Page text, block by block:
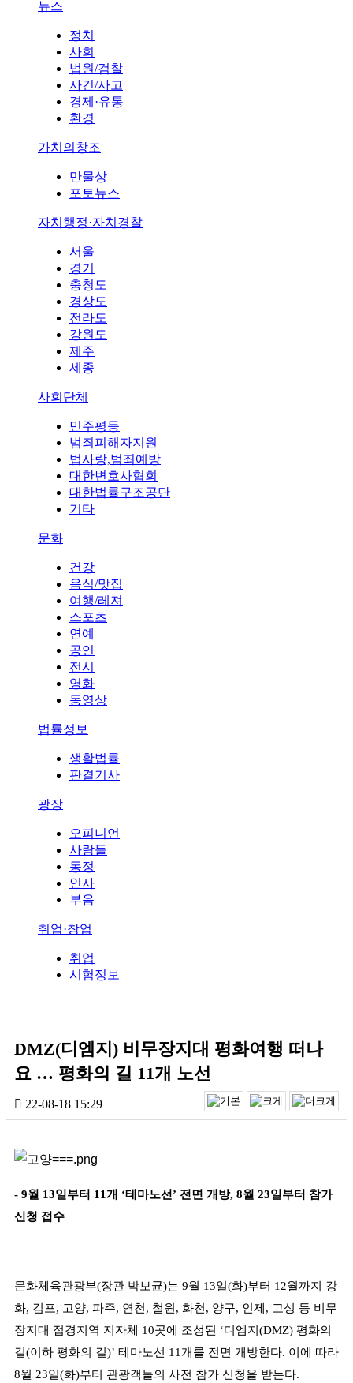
뉴스
정치
사회
법원/검찰
사건/사고
경제·유통
환경
가치의창조
만물상
포토뉴스
자치행정·자치경찰
서울
경기
충청도
경상도
전라도
강원도
제주
세종
사회단체
민주평등
범죄피해자지원
법사랑,범죄예방
대한변호사협회
대한법률구조공단
기타
문화
건강
음식/맛집
여행/레져
스포츠
연예
공연
전시
영화
동영상
법률정보
생활법률
판결기사
광장
오피니언
사람들
동정
인사
부음
취업·창업
취업
시험정보
DMZ(디엠지) 비무장지대 평화여행 떠나
요 … 평화의 길 11개 노선
22-08-18 15:29
- 9월 13일부터 11개 ‘테마노선 ’ 전면 개방, 8월 23일부터 참가
신청 접수
문화체육관광부(장관 박보균)는 9월 13일(화)부터 12월까지 강
화, 김포, 고양, 파주, 연천 , 철원 , 화천 , 양구, 인제 , 고성 등 비무
장지대 접경지역 지자체 10곳에 조성된 ‘디엠지 (DMZ) 평화의
길(이하 평화의 길)’ 테마노선 11 개를 전면 개방한다. 이에 따라
8월 23일(화)부터 관광객들의 사전 참가 신청을 받는다.